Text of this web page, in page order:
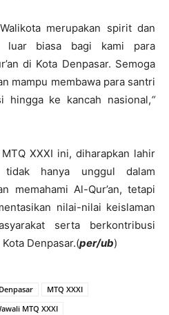
merupakan spirit dan
luar biasa bagi kami para
di Kota Denpasar. Semoga
mampu membawa para santri
hingga ke kancah nasional,“
XXXI ini, diharapkan lahir
hanya unggul dalam
memahami Al-Qur’an, tetapi
nilai-nilai keislaman
serta berkontribusi
Denpasar.(per/ub)
MTQ XXXI
MTQ XXXI